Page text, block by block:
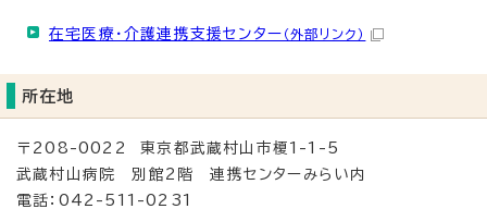
在宅医療・介護連携支援センター （外部リンク）
所在地
〒208-0022 東京都武蔵村山市榎1-1-5
武蔵村山病院 別館2階 連携センターみらい内
電話：042-511-0231